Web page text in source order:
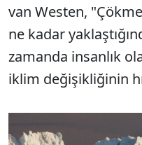
van Westen,
ne kadar
zamanda insanlık
iklim değişikliğinin